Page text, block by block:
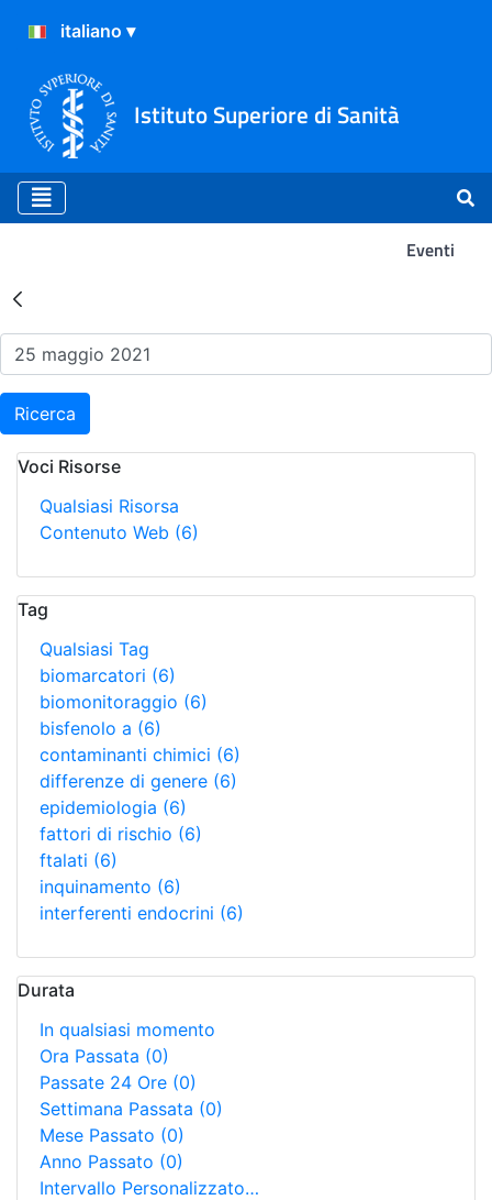
Istituto Superiore di Sanità
Eventi
Risultati della Ricerca -
Ricerca
Voci Risorse
Qualsiasi Risorsa
Contenuto Web (6)
Tag
Qualsiasi Tag
biomarcatori (6)
biomonitoraggio (6)
bisfenolo a (6)
contaminanti chimici (6)
differenze di genere (6)
epidemiologia (6)
fattori di rischio (6)
ftalati (6)
inquinamento (6)
interferenti endocrini (6)
Durata
In qualsiasi momento
Ora Passata (0)
Passate 24 Ore (0)
Settimana Passata (0)
Mese Passato (0)
Anno Passato (0)
Intervallo Personalizzato…